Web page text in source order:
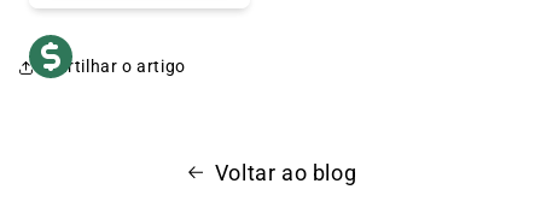
Partilhar o artigo
Voltar ao blog